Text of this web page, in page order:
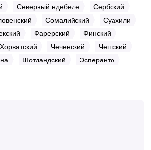
Северный ндебеле
Сербский
Сомалийский
Суахили
Фарерский
Финский
Хорватский Чеченский
Чешский
Шотландский
Эсперанто